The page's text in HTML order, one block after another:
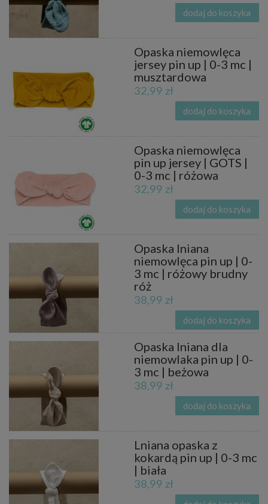
dodaj do koszyka
Opaska niemowlęca
jersey pin up | 0-3 mc |
musztardowa
32,99 zł
dodaj do koszyka
Opaska niemowlęca
pin up jersey | GOTS |
0-3 mc | różowa
32,99 zł
dodaj do koszyka
Opaska lniana
niemowlęca pin up | 0-
3 mc | różowy brudny
róż
38,99 zł
dodaj do koszyka
Opaska lniana dla
niemowlaka pin up | 0-
3 mc | beżowa
38,99 zł
dodaj do koszyka
Lniana opaska z
kokardą pin up | 0-3 mc
| biała
38,99 zł